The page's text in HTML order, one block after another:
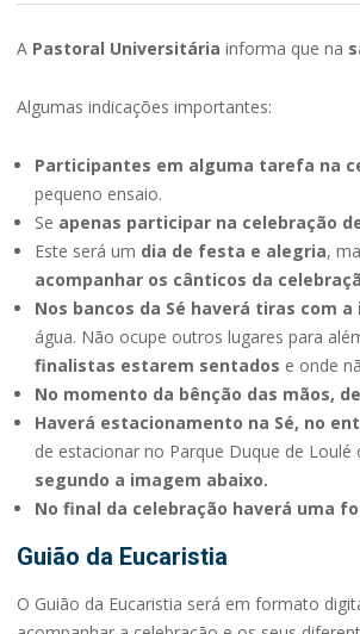
A Pastoral Universitária informa que na
Algumas indicações importantes:
Participantes em alguma tarefa na
pequeno ensaio.
Se apenas participar na celebração
Este será um dia de festa e alegria,
acompanhar os cânticos da
Nos bancos da Sé haverá tiras com
água. Não ocupe outros lugares para
finalistas estarem sentados e onde
No momento da bênção das mãos,
Haverá estacionamento na Sé, no
de estacionar no Parque Duque de
segundo a imagem abaixo.
No final da celebração haverá uma
Guião da Eucaristia
O Guião da Eucaristia será em formato